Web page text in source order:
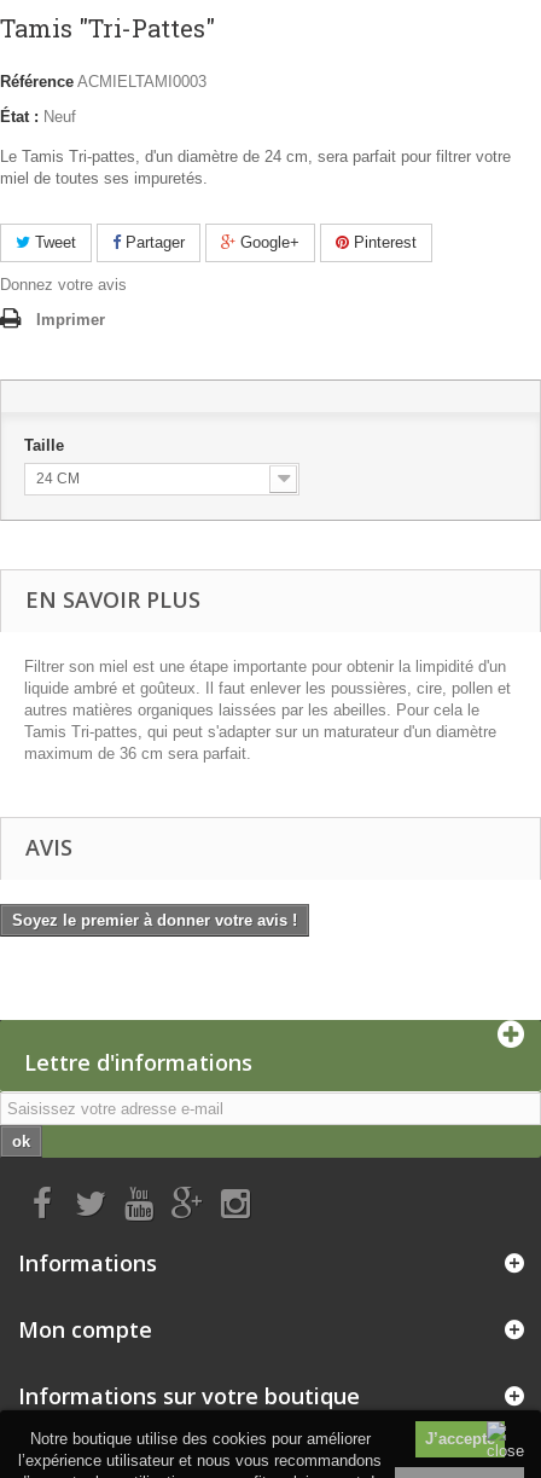
Notre boutique utilise des cookies pour améliorer
l’expérience utilisateur et nous vous recommandons
Tamis "Tri-Pattes"
Référence ACMIELTAMI0003
État : Neuf
Le Tamis Tri-pattes, d'un diamètre de 24 cm, sera parfait pour filtrer votre
miel de toutes ses impuretés.
Tweet Partager Google+ Pinterest
Donnez votre avis
Imprimer
Taille
24 CM
EN SAVOIR PLUS
Filtrer son miel est une étape importante pour obtenir la limpidité d'un
liquide ambré et goûteux. Il faut enlever les poussières, cire, pollen et
autres matières organiques laissées par les abeilles. Pour cela le
Tamis Tri-pattes, qui peut s'adapter sur un maturateur d'un diamètre
maximum de 36 cm sera parfait.
AVIS
Soyez le premier à donner votre avis !
Lettre d'informations
ok
Informations
Mon compte
Informations sur votre boutique